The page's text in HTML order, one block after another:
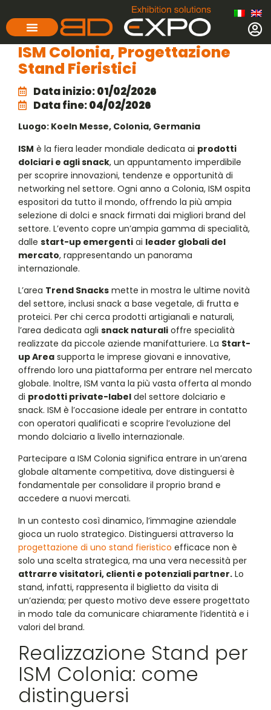
ISM Colonia, Progettazione
Stand Fieristici
Data inizio:01/02/2026
Data fine:04/02/2026
Luogo: Koeln Messe, Colonia, Germania
ISM è la fiera leader mondiale dedicata ai prodotti
dolciari e agli snack, un appuntamento imperdibile
per scoprire innovazioni, tendenze e opportunità di
networking nel settore. Ogni anno a Colonia, ISM ospita
espositori da tutto il mondo, offrendo la più ampia
selezione di dolci e snack firmati dai migliori brand del
settore. L’evento copre un’ampia gamma di specialità,
dalle start-up emergenti ai leader globali del
mercato, rappresentando un panorama
internazionale.
L’area Trend Snacks mette in mostra le ultime novità
del settore, inclusi snack a base vegetale, di frutta e
proteici. Per chi cerca prodotti artigianali e naturali,
l’area dedicata agli snack naturali offre specialità
realizzate da piccole aziende manifatturiere. La Start-
up Area supporta le imprese giovani e innovative,
offrendo loro una piattaforma per entrare nel mercato
globale. Inoltre, ISM vanta la più vasta offerta al mondo
di prodotti private-label del settore dolciario e
snack. ISM è l’occasione ideale per entrare in contatto
con operatori qualificati e scoprire l’evoluzione del
mondo dolciario a livello internazionale.
Partecipare a ISM Colonia significa entrare in un’arena
globale altamente competitiva, dove distinguersi è
fondamentale per consolidare il proprio brand e
accedere a nuovi mercati.
In un contesto così dinamico, l’immagine aziendale
gioca un ruolo strategico. Distinguersi attraverso la
progettazione di uno stand fieristico efficace non è
solo una scelta strategica, ma una vera necessità per
attrarre visitatori, clienti e potenziali partner. Lo
stand, infatti, rappresenta il biglietto da visita di
un’azienda; per questo motivo deve essere progettato
in modo tale da comunicare chiaramente l’identità e i
valori del brand.
Realizzazione Stand per
ISM Colonia: come
distinguersi